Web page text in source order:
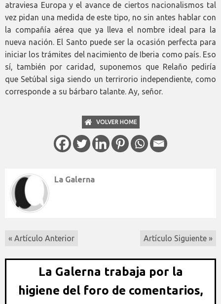
atraviesa Europa y el avance de ciertos nacionalismos tal
vez pidan una medida de este tipo, no sin antes hablar con
la compañía aérea que ya lleva el nombre ideal para la
nueva nación. El Santo puede ser la ocasión perfecta para
iniciar los trámites del nacimiento de Iberia como país. Eso
sí, también por caridad, suponemos que Relaño pediría
que Setúbal siga siendo un terrirorio independiente, como
corresponde a su bárbaro talante. Ay, señor.
VOLVER HOME
La Galerna
« Artículo Anterior Artículo Siguiente »
La Galerna trabaja por la
higiene del foro de comentarios,